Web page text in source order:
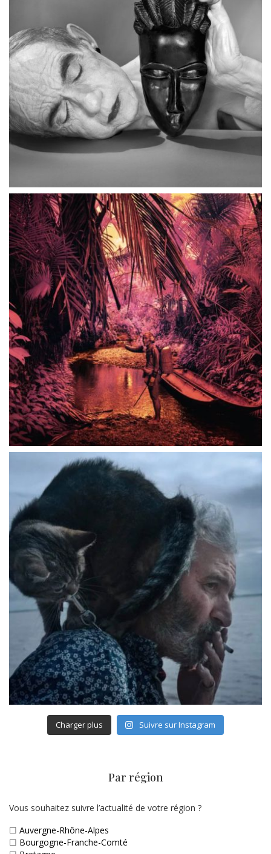
Charger plus Suivre sur Instagram
Par région
Vous souhaitez suivre l’actualité de votre région ?
☐ Auvergne-Rhône-Alpes
☐ Bourgogne-Franche-Comté